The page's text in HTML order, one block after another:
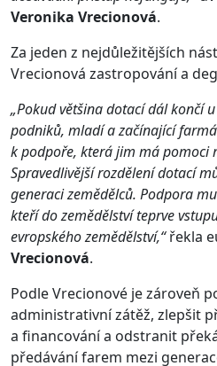
Veronika Vrecionová.
Za jeden z nejdůležitějších
Vrecionová zastropování a
„Pokud většina dotací dál končí
podniků, mladí a začínající
k podpoře, která jim má pomoci
Spravedlivější rozdělení dotací
generaci zemědělců. Podpora
kteří do zemědělství teprve
evropského zemědělství,“řekla
Vrecionová.
Podle Vrecionové je zároveň
administrativní zátěž, zlepšit
a financování a odstranit
předávání farem mezi